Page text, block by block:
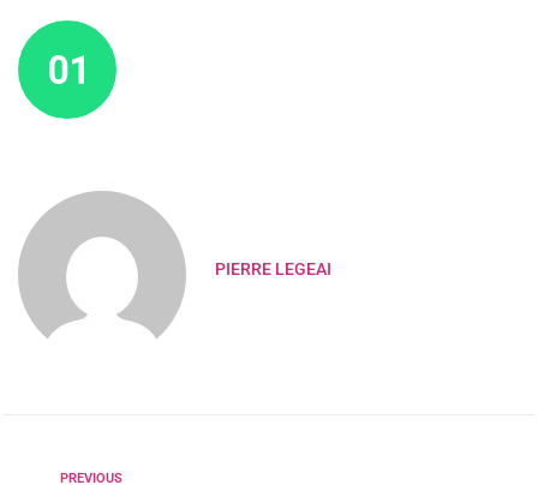
PIERRE LEGEAI
PREVIOUS